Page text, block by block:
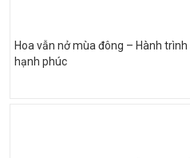
Hoa vẫn nở mùa đông – Hành
hạnh phúc